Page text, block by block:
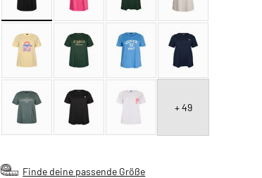
+ 49
Finde deine passende Größe